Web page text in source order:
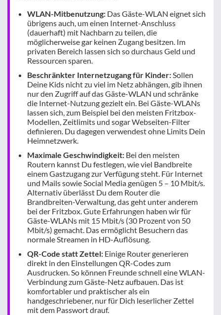
WLAN-Mitbenutzung: Das Gäste-WLAN eignet sich
übrigens auch, um einen Internet-Anschluss
(dauerhaft) mit Nachbarn zu teilen, die
möglicherweise gar keinen Zugang besitzen. Im
privaten Bereich lassen sich so durchaus Geld und
Ressourcen sparen.
Beschränkter Internetzugang für Kinder: Sollen
Deine Kids nicht zu viel im Netz abhängen, gib ihnen
nur den Zugriff auf das Gäste-WLAN und schränke
die Internet-Nutzung gezielt ein. Bei Gäste-WLANs
lassen sich, zum Beispiel bei den meisten Fritzbox-
Modellen, Zeitlimits und sogar Webseiten-Filter
definieren. Du dagegen verwendest ohne Limits Dein
Heimnetzwerk.
Maximale Geschwindigkeit: Bei den meisten
Routern kannst Du festlegen, wie viel Bandbreite
einem Gastzugang zur Verfügung steht. Für Internet
und Mails sowie Social Media genügen 5 – 10 Mbit/s.
Alternativ überlässt Du dem Router die
Brandbreiten-Verwaltung, das geht unter anderem
bei der Fritzbox. Gute Erfahrungen haben wir für
Gäste-WLANs mit 15 Mbit/s (30 Prozent von 50
Mbit/s) gemacht. Das ermöglicht Besuchern das
normale Streamen in HD-Auflösung.
QR-Code statt Zettel: Einige Router generieren
direkt in den Einstellungen QR-Codes zum
Ausdrucken. So können Freunde schnell eine WLAN-
Verbindung zum Gäste-Netz aufbauen. Das ist
komfortabler und praktischer als ein
handgeschriebener, nur für Dich leserlicher Zettel
mit dem Passwort drauf.